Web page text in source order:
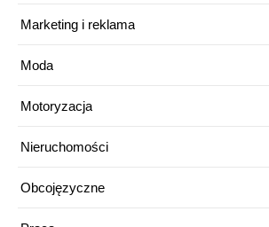
Marketing i reklama
Moda
Motoryzacja
Nieruchomości
Obcojęzyczne